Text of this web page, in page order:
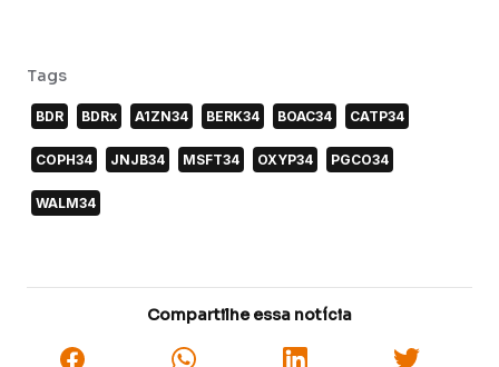
Tags
BDR BDRx A1ZN34 BERK34 BOAC34 CATP34
COPH34 JNJB34 MSFT34 OXYP34 PGCO34
WALM34
Compartilhe essa notícia